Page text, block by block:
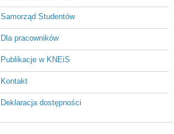
Samorząd Studentów
Dla pracowników
Publikacje w KNEiS
Kontakt
Deklaracja dostępności